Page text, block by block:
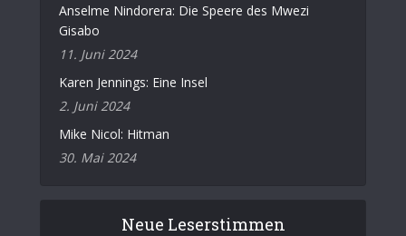
Anselme Nindorera: Die Speere des Mwezi
Gisabo
11. Juni 2024
Karen Jennings: Eine Insel
2. Juni 2024
Mike Nicol: Hitman
30. Mai 2024
Neue Leserstimmen